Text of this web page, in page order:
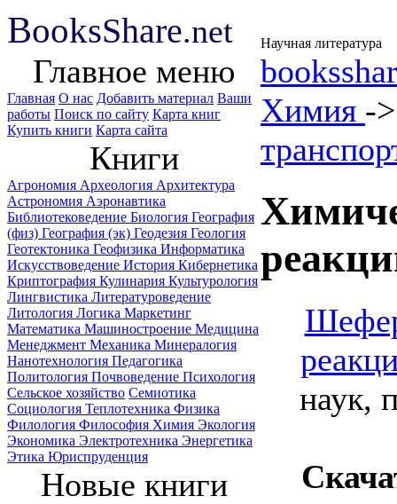
BooksShare.net Научная литература
Главное меню
Главная О нас Добавить материал Ваши
работы Поиск по сайту Карта книг
Купить книги Карта сайта
Книги
Агрономия Археология Архитектура
Астрономия Аэронавтика
Библиотековедение Биология География
(физ) География (эк) Геодезия Геология
Геотектоника Геофизика Информатика
Искусствоведение История Кибернетика
Криптография Кулинария Культурология
Лингвистика Литературоведение
Литология Логика Маркетинг
Математика Машиностроение Медицина
Менеджмент Механика Минералогия
Нанотехнология Педагогика
Политология Почвоведение Психология
Сельское хозяйство Семиотика
Социология Теплотехника Физика
Филология Философия Химия Экология
Экономика Электротехника Энергетика
Этика Юриспруденция
Новые книги
Химия -